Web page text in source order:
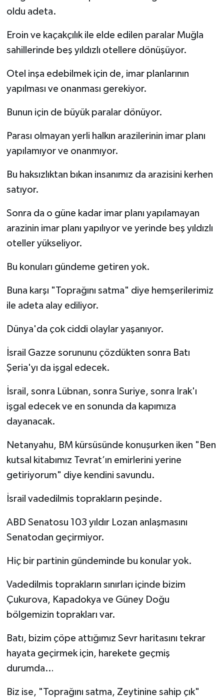
oldu adeta.
Eroin ve kaçakçılık ile elde edilen paralar Muğla
sahillerinde beş yıldızlı otellere dönüşüyor.
Otel inşa edebilmek için de, imar planlarının
yapılması ve onanması gerekiyor.
Bunun için de büyük paralar dönüyor.
Parası olmayan yerli halkın arazilerinin imar planı
yapılamıyor ve onanmıyor.
Bu haksızlıktan bıkan insanımız da arazisini kerhen
satıyor.
Sonra da o güne kadar imar planı yapılamayan
arazinin imar planı yapılıyor ve yerinde beş yıldızlı
oteller yükseliyor.
Bu konuları gündeme getiren yok.
Buna karşı "Toprağını satma" diye hemşerilerimiz
ile adeta alay ediliyor.
Dünya'da çok ciddi olaylar yaşanıyor.
İsrail Gazze sorununu çözdükten sonra Batı
Şeria'yı da işgal edecek.
İsrail, sonra Lübnan, sonra Suriye, sonra Irak'ı
işgal edecek ve en sonunda da kapımıza
dayanacak.
Netanyahu, BM kürsüsünde konuşurken iken "Ben
kutsal kitabımız Tevrat’ın emirlerini yerine
getiriyorum" diye kendini savundu.
İsrail vadedilmis toprakların peşinde.
ABD Senatosu 103 yıldır Lozan anlaşmasını
Senatodan geçirmiyor.
Hiç bir partinin gündeminde bu konular yok.
Vadedilmis toprakların sınırları içinde bizim
Çukurova, Kapadokya ve Güney Doğu
bölgemizin toprakları var.
Batı, bizim çöpe attığımız Sevr haritasını tekrar
hayata geçirmek için, harekete geçmiş
durumda…
Biz ise, "Toprağını satma, Zeytinine sahip çık"